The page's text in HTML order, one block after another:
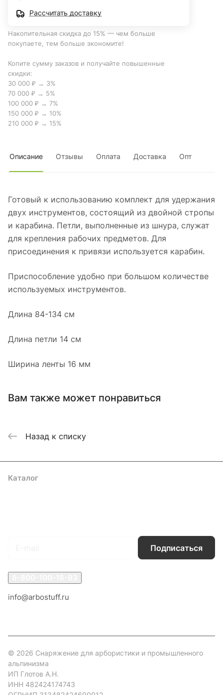
Рассчитать доставку
Накопительная скидка до 15% — чем больше
покупаете, тем больше экономите!
Копите сумму заказов и получайте повышенные
скидки:
30 000 ₽ → 3%
70 000 ₽ → 5%
100 000 ₽ → 7%
150 000 ₽ → 10%
210 000 ₽ → 15%
Описание Отзывы Оплата Доставка Опт
Готовый к использованию комплект для удержания
двух инструментов, состоящий из двойной стропы
и карабина. Петли, выполненные из шнура, служат
для крепления рабочих предметов. Для
присоединения к привязи используется карабин.
Приспособление удобно при большом количестве
используемых инструментов.
Длина 84-134 см
Длина петли 14 см
Ширина ленты 16 мм
Вам также может понравиться
Назад к списку
Каталог
Подписаться
info@arbostuff.ru
© 2026 Снаряжение для арбористики и промышленного
альпинизма
ИП Глотов А.Н.
ИНН 482424174743